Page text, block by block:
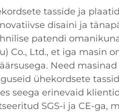
tasside ja
disaini ja
patendi
Co., Ltd., et iga masin
Need
ühekordsete
seega erinevaid
SGS-i ja CE-ga,